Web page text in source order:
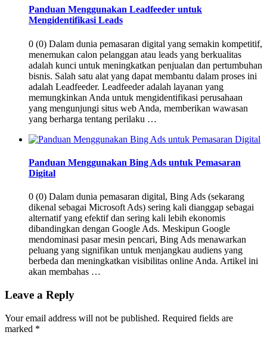
Panduan Menggunakan Leadfeeder untuk
Mengidentifikasi Leads
0 (0) Dalam dunia pemasaran digital yang semakin kompetitif,
menemukan calon pelanggan atau leads yang berkualitas
adalah kunci untuk meningkatkan penjualan dan pertumbuhan
bisnis. Salah satu alat yang dapat membantu dalam proses ini
adalah Leadfeeder. Leadfeeder adalah layanan yang
memungkinkan Anda untuk mengidentifikasi perusahaan
yang mengunjungi situs web Anda, memberikan wawasan
yang berharga tentang perilaku …
Panduan Menggunakan Bing Ads untuk Pemasaran
Digital
0 (0) Dalam dunia pemasaran digital, Bing Ads (sekarang
dikenal sebagai Microsoft Ads) sering kali dianggap sebagai
alternatif yang efektif dan sering kali lebih ekonomis
dibandingkan dengan Google Ads. Meskipun Google
mendominasi pasar mesin pencari, Bing Ads menawarkan
peluang yang signifikan untuk menjangkau audiens yang
berbeda dan meningkatkan visibilitas online Anda. Artikel ini
akan membahas …
Leave a Reply
Your email address will not be published. Required fields are
marked *